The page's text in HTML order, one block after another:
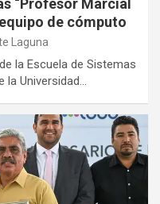
“Profesor Marcial
de cómputo
Laguna
la Escuela de Sistemas
la Universidad…